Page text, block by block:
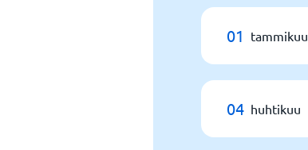
01 tammikuu
04 huhtikuu